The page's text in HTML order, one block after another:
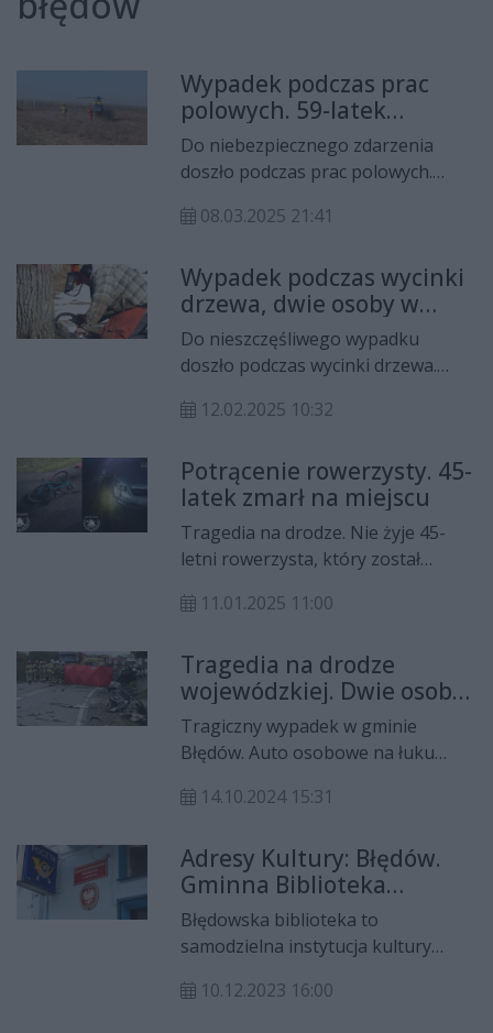
Wypadek podczas prac
polowych. 59-latek
helikopterem trafił do
szpitala
Do niebezpiecznego zdarzenia
doszło podczas prac polowych.
przetransportowany helikopterem
Ratunkowego do szpitala.
08.03.2025 21:41
Wypadek podczas wycinki
drzewa, dwie osoby w
szpitalu
Do nieszczęśliwego wypadku
doszło podczas wycinki drzewa.
i z obrażeniami ciała trafiły do
12.02.2025 10:32
Potrącenie rowerzysty. 45-
latek zmarł na miejscu
Tragedia na drodze. Nie żyje 45-
letni rowerzysta, który został
11.01.2025 11:00
Tragedia na drodze
wojewódzkiej. Dwie osoby
nie żyją
Tragiczny wypadek w gminie
Błędów. Auto osobowe na łuku
Dwie osoby nie żyją.
14.10.2024 15:31
Adresy Kultury: Błędów.
Gminna Biblioteka
Publiczna
Błędowska biblioteka to
samodzielna instytucja kultury
biblioteczną tworzy ta główna
10.12.2023 16:00